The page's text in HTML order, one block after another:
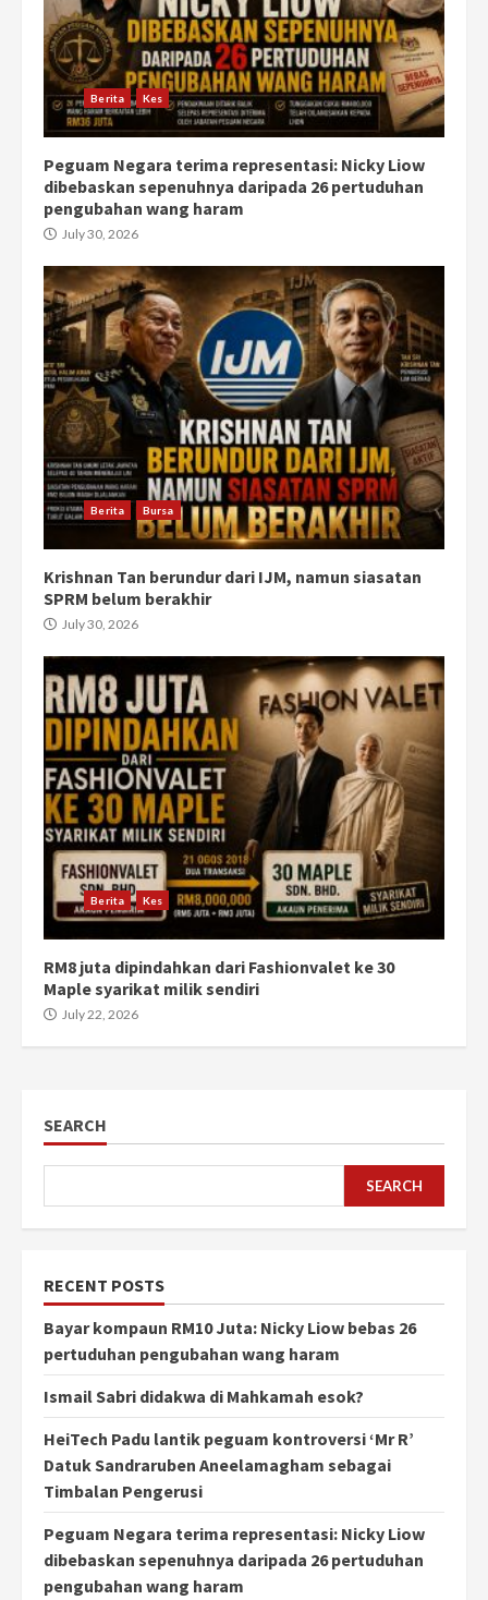
Berita Kes
Peguam Negara terima representasi: Nicky Liow
dibebaskan sepenuhnya daripada 26 pertuduhan
pengubahan wang haram
July 30, 2026
Berita Bursa
Krishnan Tan berundur dari IJM, namun siasatan
SPRM belum berakhir
July 30, 2026
Berita Kes
RM8 juta dipindahkan dari Fashionvalet ke 30
Maple syarikat milik sendiri
July 22, 2026
SEARCH
SEARCH
RECENT POSTS
Bayar kompaun RM10 Juta: Nicky Liow bebas 26
pertuduhan pengubahan wang haram
Ismail Sabri didakwa di Mahkamah esok?
HeiTech Padu lantik peguam kontroversi ‘Mr R’
Datuk Sandraruben Aneelamagham sebagai
Timbalan Pengerusi
Peguam Negara terima representasi: Nicky Liow
dibebaskan sepenuhnya daripada 26 pertuduhan
pengubahan wang haram